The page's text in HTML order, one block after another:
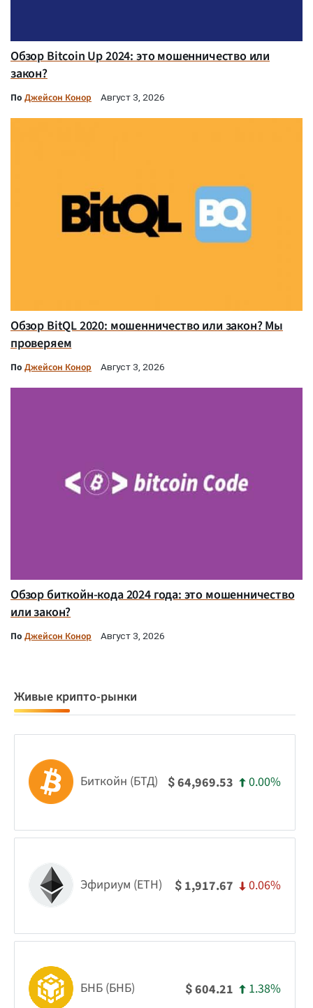
Обзор Bitcoin Up 2024: это мошенничество или
закон?
По Джейсон Конор Август 3, 2026
Обзор BitQL 2020: мошенничество или закон? Мы
проверяем
По Джейсон Конор Август 3, 2026
Обзор биткойн-кода 2024 года: это мошенничество
или закон?
По Джейсон Конор Август 3, 2026
Живые крипто-рынки
Биткойн (БТД) $64,969.53 0.00%
Эфириум (ETH) $ 1,917.67 0.06%
БНБ (БНБ) $604.21 1.38%